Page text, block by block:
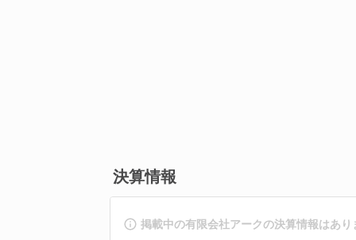
決算情報
掲載中の有限会社アークの決算情報はあり